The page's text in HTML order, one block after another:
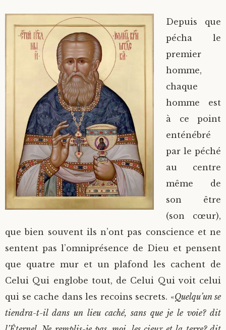
Depuis que
pécha le
premier
homme,
chaque
homme est
à ce point
enténébré
par le péché
au centre
même de
son être
(son cœur),
que bien souvent ils n’ont pas conscience et ne
sentent pas l’omniprésence de Dieu et pensent
que quatre mur et un plafond les cachent de
Celui Qui englobe tout, de Celui Qui voit celui
qui se cache dans les recoins secrets. «Quelqu’un se
tiendra-t-il dans un lieu caché, sans que je le voie? dit